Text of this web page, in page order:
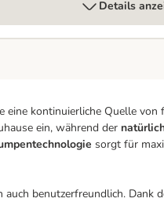
Details
kontinuierliche Quelle von
ein, während der
sorgt für
benutzerfreundlich. Dank